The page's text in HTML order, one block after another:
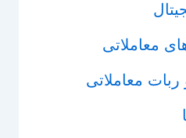
معاملاتی
معاملاتی